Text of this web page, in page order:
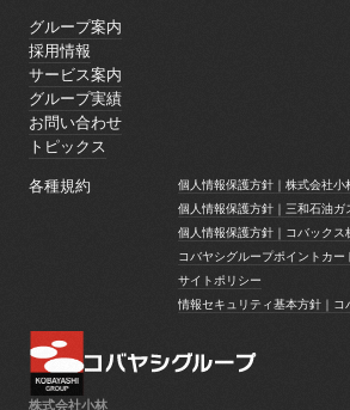
株式会社小林
グループ案内
グループ案内
採用情報
採用情報
サービス案内
サービス案内
グループ実績
グループ実績
お問い合わせ
お問い合わせ
トピックス
各種規約
個人情報保護方針｜株式会社小
個人情報保護方針｜株式会社小
個人情報保護方針｜三和石油ガ
個人情報保護方針｜三和石油ガ
個人情報保護方針｜コバックス
個人情報保護方針｜コバックス
コバヤシグループポイントカー
コバヤシグループポイントカー
サイトポリシー
サイトポリシー
情報セキュリティ基本方針｜コ